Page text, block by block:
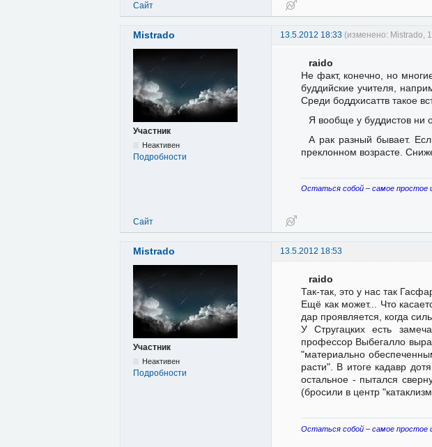
Сайт
Mistrado 13.5.2012 18:33 (изменено: Mistrado,
Участник
Неактивен
Подробности
raido
Не факт, конечно, но
буддийские учителя,
Среди боддхисаттв такое
Я вообще у буддистов ни
А рак разный бывает.
преклонном возрасте.
Остаться собой – самое простое
Сайт
Mistrado 13.5.2012 18:53
Участник
Неактивен
Подробности
raido
Так-так, это у нас так
Ещё как может... Что
дар проявляется, когда
У Стругацких есть
профессор Выбегалло
"материально
расти". В итоге кадавр
остальное - пытался
(бросили в центр
Остаться собой – самое простое